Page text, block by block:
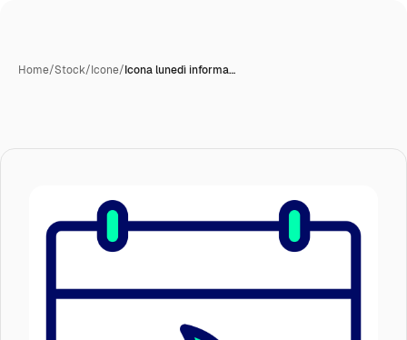
Home/Stock/Icone/Icona lunedì informa…